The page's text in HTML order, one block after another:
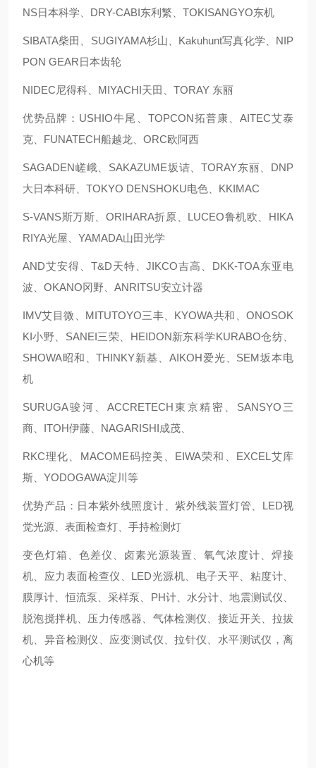
NS日本科学、DRY-CABI东利繁、TOKISANGYO东机
SIBATA柴田、SUGIYAMA杉山、Kakuhunt写真化学、NIP
PON GEAR日本齿轮
NIDEC尼得科、MIYACHI天田、TORAY 东丽
优势品牌：USHIO牛尾、TOPCON拓普康、AITEC艾泰
克、FUNATECH船越龙、ORC欧阿西
SAGADEN嵯峨、SAKAZUME坂诘、TORAY东丽、DNP
大日本科研、TOKYO DENSHOKU电色、KKIMAC
S-VANS斯万斯、ORIHARA折原、LUCEO鲁机欧、HIKA
RIYA光屋、YAMADA山田光学
AND艾安得、T&D天特、JIKCO吉高、DKK-TOA东亚电
波、OKANO冈野、ANRITSU安立计器
IMV艾目微、MITUTOYO三丰、KYOWA共和、ONOSOK
KI小野、SANEI三荣、HEIDON新东科学KURABO仓纺、
SHOWA昭和、THINKY新基、AIKOH爱光、SEM坂本电
机
SURUGA骏河、ACCRETECH東京精密、SANSYO三
商、ITOH伊藤、NAGARISHI成茂、
RKC理化、MACOME码控美、EIWA荣和、EXCEL艾库
斯、YODOGAWA淀川等
优势产品：日本紫外线照度计、紫外线装置灯管、LED视
觉光源、表面检查灯、手持检测灯
变色灯箱、色差仪、卤素光源装置、氧气浓度计、焊接
机、应力表面检查仪、LED光源机、电子天平、粘度计、
膜厚计、恒流泵、采样泵、PH计、水分计、地震测试仪、
脱泡搅拌机、压力传感器、气体检测仪、接近开关、拉拔
机、异音检测仪、应变测试仪、拉针仪、水平测试仪，离
心机等